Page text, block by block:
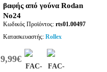
βαφής από γούνα Rodan
No24
Κωδικός Προϊόντος: rts01.00497
Κατασκευαστής: Rollex
9,99€